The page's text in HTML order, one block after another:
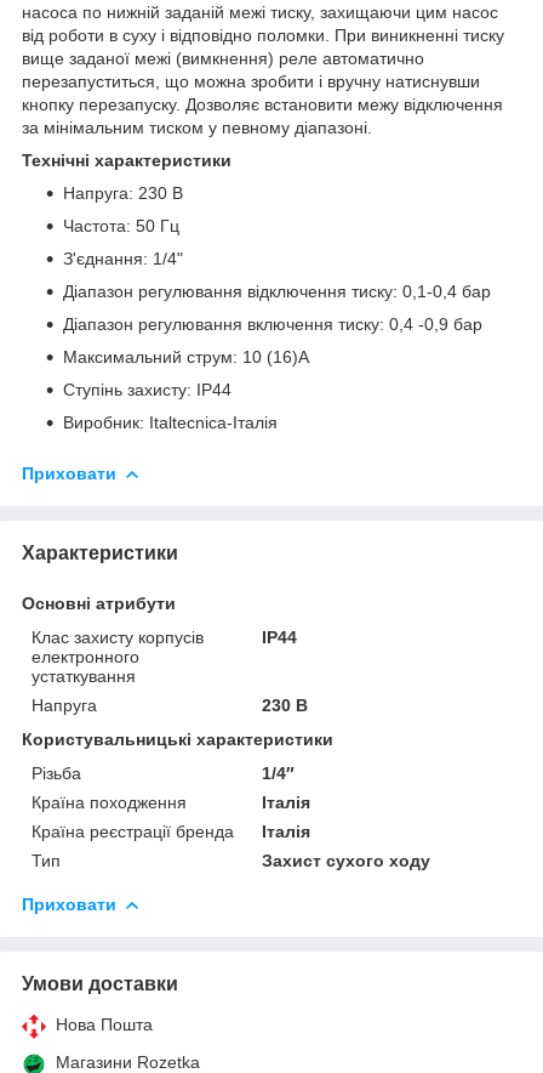
насоса по нижній заданій межі тиску, захищаючи цим насос
від роботи в суху і відповідно поломки. При виникненні тиску
вище заданої межі (вимкнення) реле автоматично
перезапуститься, що можна зробити і вручну натиснувши
кнопку перезапуску. Дозволяє встановити межу відключення
за мінімальним тиском у певному діапазоні.
Технічні характеристики
Напруга: 230 В
Частота: 50 Гц
З'єднання: 1/4"
Діапазон регулювання відключення тиску: 0,1-0,4 бар
Діапазон регулювання включення тиску: 0,4 -0,9 бар
Максимальний струм: 10 (16)А
Ступінь захисту: IP44
Виробник: Italtecniсa-Італія
Приховати
Характеристики
Основні атрибути
Клас захисту корпусів
електронного
устаткування
IP44
Напруга
230 В
Користувальницькі характеристики
Різьба
1/4″
Країна походження
Італія
Країна реєстрації бренда
Італія
Тип
Захист сухого ходу
Приховати
Умови доставки
Нова Пошта
Магазини Rozetka